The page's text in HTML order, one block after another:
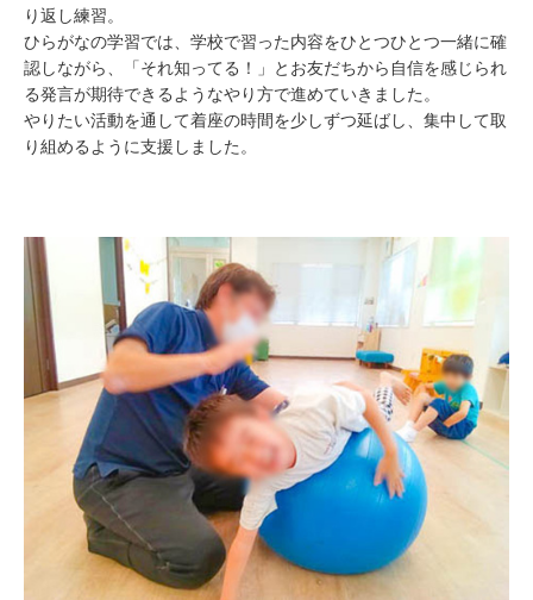
り返し練習。
ひらがなの学習では、学校で習った内容をひとつひとつ一緒に確
認しながら、「それ知ってる！」とお友だちから自信を感じられ
る発言が期待できるようなやり方で進めていきました。
やりたい活動を通して着座の時間を少しずつ延ばし、集中して取
り組めるように支援しました。